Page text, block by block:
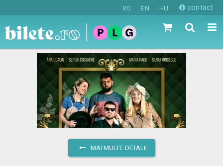
RO EN HU contact
MAI MULTE DETALII